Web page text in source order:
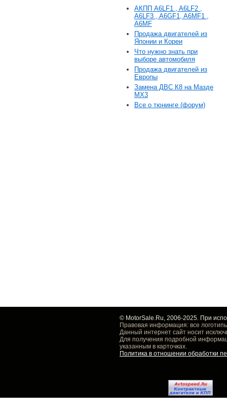
АКПП A6LF1 , A6LF2 ,
A6LF3 , A6GF1, A6MF1 ,
A6MF
Продажа двигателей из
Японии и Кореи
Что нужно знать при
выборе автомобиля
Продажа двигателей из
Европы
Замена ДВС К8 на Мазде
MX3
Все о тюнинге (форум)
© MotorSale.Ru, 2006-2025. При
Правовая информация: все
Данный интернет сайт носит
Для получения подробной
указанным в карточках.
Политика в отношении обработки